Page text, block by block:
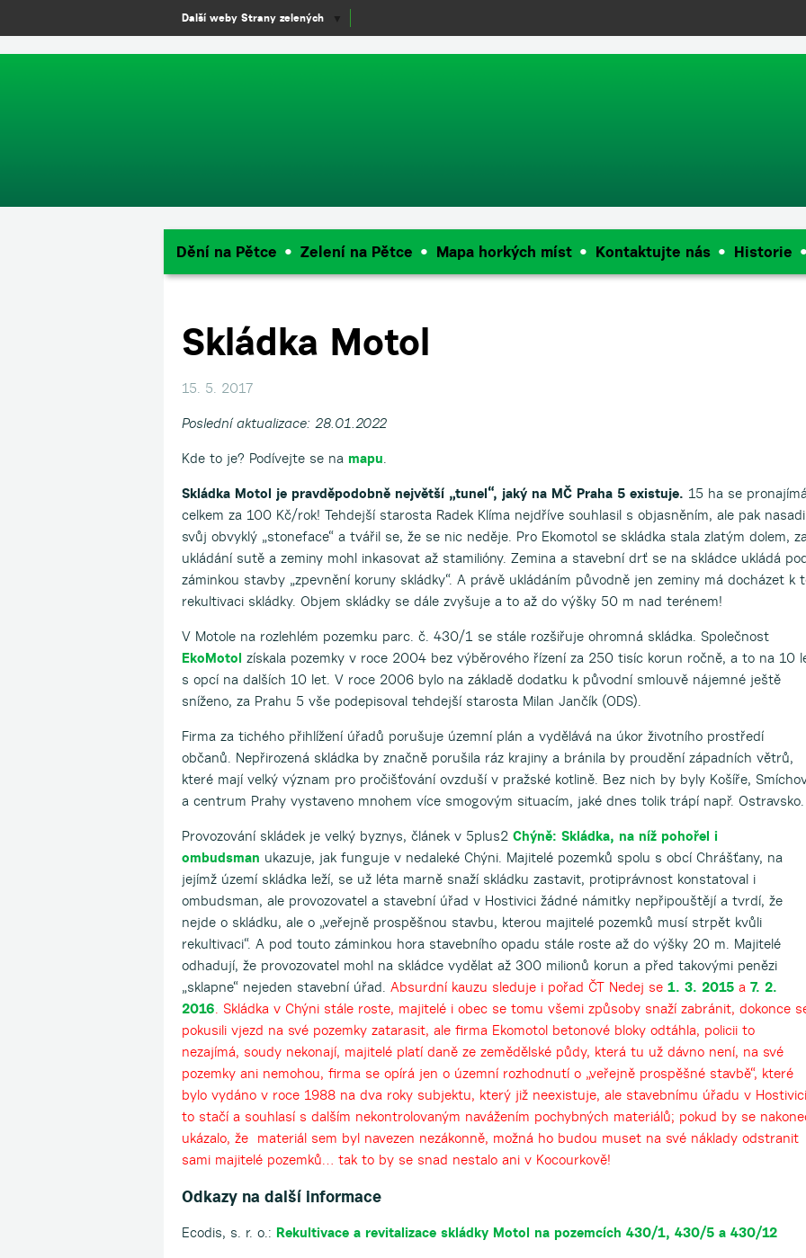
window.dataLayer = window.dataLayer || []; function gtag(){dataLayer.push(arguments);} gtag('js', new Date()); gtag('config', 'UA-
Dění na Pětce Zelení na Pětce Mapa horkých míst Kontaktujte nás Historie
Skládka Motol
15. 5. 2017
Poslední aktualizace: 28.01.2022
Kde to je? Podívejte se na mapu.
Skládka Motol je pravděpodobně největší „tunel“, jaký na MČ Praha 5 existuje. 15 ha se
celkem za 100 Kč/rok! Tehdejší starosta Radek Klíma nejdříve souhlasil s objasněním, ale pak
svůj obvyklý „stoneface“ a tvářil se, že se nic neděje. Pro Ekomotol se skládka stala zlatým dolem,
ukládání sutě a zeminy mohl inkasovat až stamilióny. Zemina a stavební drť se na skládce ukládá
záminkou stavby „zpevnění koruny skládky“. A právě ukládáním původně jen zeminy má docházet k
rekultivaci skládky. Objem skládky se dále zvyšuje a to až do výšky 50 m nad terénem!
V Motole na rozlehlém pozemku parc. č. 430/1 se stále rozšiřuje ohromná skládka. Společnost
EkoMotol získala pozemky v roce 2004 bez výběrového řízení za 250 tisíc korun ročně, a to na 10
s opcí na dalších 10 let. V roce 2006 bylo na základě dodatku k původní smlouvě nájemné ještě
sníženo, za Prahu 5 vše podepisoval tehdejší starosta Milan Jančík (ODS).
Firma za tichého přihlížení úřadů porušuje územní plán a vydělává na úkor životního prostředí
občanů. Nepřirozená skládka by značně porušila ráz krajiny a bránila by proudění západních větrů,
které mají velký význam pro pročišťování ovzduší v pražské kotlině. Bez nich by byly Košíře,
a centrum Prahy vystaveno mnohem více smogovým situacím, jaké dnes tolik trápí např. Ostravsko.
Provozování skládek je velký byznys, článek v 5plus2 Chýně: Skládka, na níž pohořel i
ombudsman ukazuje, jak funguje v nedaleké Chýni. Majitelé pozemků spolu s obcí Chrášťany, na
jejímž území skládka leží, se už léta marně snaží skládku zastavit, protiprávnost konstatoval i
ombudsman, ale provozovatel a stavební úřad v Hostivici žádné námitky nepřipouštějí a tvrdí, že
nejde o skládku, ale o „veřejně prospěšnou stavbu, kterou majitelé pozemků musí strpět kvůli
rekultivaci“. A pod touto záminkou hora stavebního opadu stále roste až do výšky 20 m. Majitelé
odhadují, že provozovatel mohl na skládce vydělat až 300 milionů korun a před takovými penězi
„sklapne“ nejeden stavební úřad. Absurdní kauzu sleduje i pořad ČT Nedej se 1. 3. 2015 a 7. 2.
2016. Skládka v Chýni stále roste, majitelé i obec se tomu všemi způsoby snaží zabránit, dokonce
pokusili vjezd na své pozemky zatarasit, ale firma Ekomotol betonové bloky odtáhla, policii to
nezajímá, soudy nekonají, majitelé platí daně ze zemědělské půdy, která tu už dávno není, na své
pozemky ani nemohou, firma se opírá jen o územní rozhodnutí o „veřejně prospěšné stavbě“, které
bylo vydáno v roce 1988 na dva roky subjektu, který již neexistuje, ale stavebnímu úřadu v Hostivici
to stačí a souhlasí s dalším nekontrolovaným navážením pochybných materiálů; pokud by se
ukázalo, že materiál sem byl navezen nezákonně, možná ho budou muset na své náklady odstranit
sami majitelé pozemků… tak to by se snad nestalo ani v Kocourkově!
Odkazy na další informace
Ecodis, s. r. o.: Rekultivace a revitalizace skládky Motol na pozemcích 430/1, 430/5 a 430/12
Další weby Strany zelených ▼